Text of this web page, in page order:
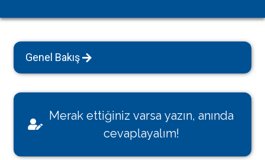
Genel Bakış
Merak ettiğiniz varsa yazın, anında
cevaplayalım!